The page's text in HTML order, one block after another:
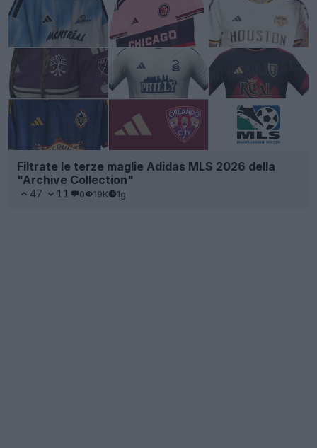
Filtrate le terze maglie Adidas MLS 2026 della
"Archive Collection"
47 11 0 19K 1g